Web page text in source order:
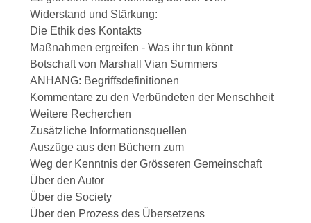
Widerstand und Stärkung:
Die Ethik des Kontakts
Maßnahmen ergreifen - Was ihr tun könnt
Botschaft von Marshall Vian Summers
ANHANG: Begriffsdefinitionen
Kommentare zu den Verbündeten der Menschheit
Weitere Recherchen
Zusätzliche Informationsquellen
Auszüge aus den Büchern zum
Weg der Kenntnis der Grösseren Gemeinschaft
Über den Autor
Über die Society
Über den Prozess des Übersetzens